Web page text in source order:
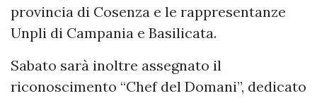
provincia di Cosenza e le rappresentanze
Unpli di Campania e Basilicata.
Sabato sarà inoltre assegnato il
riconoscimento “Chef del Domani”, dedicato